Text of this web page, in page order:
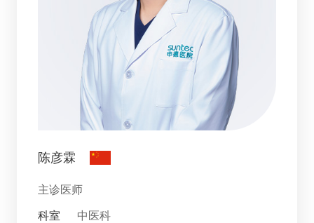
陈彦霖
主诊医师
科室 中医科